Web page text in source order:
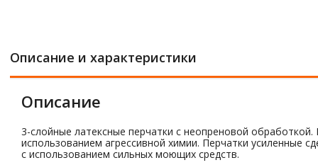
Описание и характеристики
Описание
3-слойные латексные перчатки с неопреновой
использованием агрессивной химии. Перчатки усиленные
с использованием сильных моющих средств.